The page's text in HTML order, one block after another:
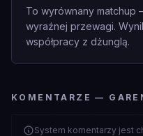
To wyrównany matchup
wyraźnej przewagi.
współpracy z dżunglą.
KOMENTARZE —
System komentarzy jest